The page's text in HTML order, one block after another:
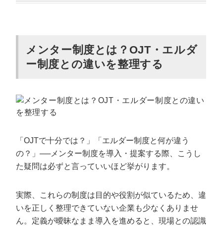
大卒3年以内離職率34.9%が示す若手定着の課題
大企業の54%が導入、廃止する企業が15%いる現実
メンター制度のメリットと導入で得られる
効果
メンター側のメリット（育成スキル・管理職候補化）
メンティ側のメリット（不安軽減・採用ブランディン
グ効果）
メンター制度のデメリットと失敗例｜4パ
ターン
失敗例①制度が形骸化し、雑談だけで終わる
メンター制度とは？OJT・エルダ
ー制度との違いを整理する
「OJTで十分では？」「エルダー制度と何が違う
の？」──メンター制度を導入・提案する際、こうし
た疑問は必ずと言っていいほど挙がります。
実際、これらの制度は目的や役割が似ているため、違
いを正しく整理できていない企業も少なくありませ
ん。定義が曖昧なまま導入を進めると、現場との認識